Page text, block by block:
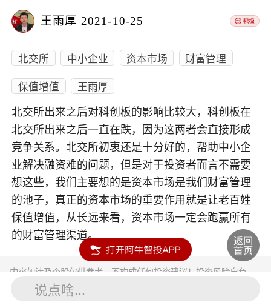
王雨厚 2021-10-25
北交所 中小企业 资本市场
财富管理
保值增值
王雨厚
北交所出来之后对科创板的影响比较大，科创板在
北交所出来之后一直在跌，因为这两者会直接形成
竞争关系。北交所初衷还是十分好的，帮助中小企
业解决融资难的问题，但是对于投资者而言不需要
想这些，我们主要想的是资本市场是我们财富管理
的池子，真正的资本市场的重要作用就是让老百姓
保值增值，从长远来看，资本市场一定会跑赢所有
的财富管理渠道。
内容如涉及个股仅供参考，不构成任何投资建议！投资风险自负。
投资有风险，入市须谨慎。
说点啥...